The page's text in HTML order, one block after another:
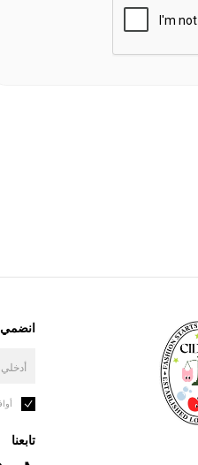
انضمي
تابعنا